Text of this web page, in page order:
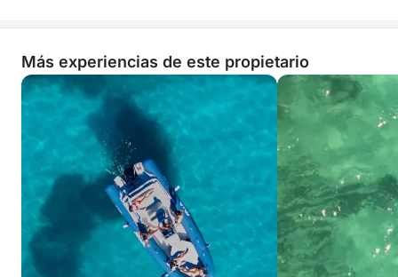
Más experiencias de este propietario